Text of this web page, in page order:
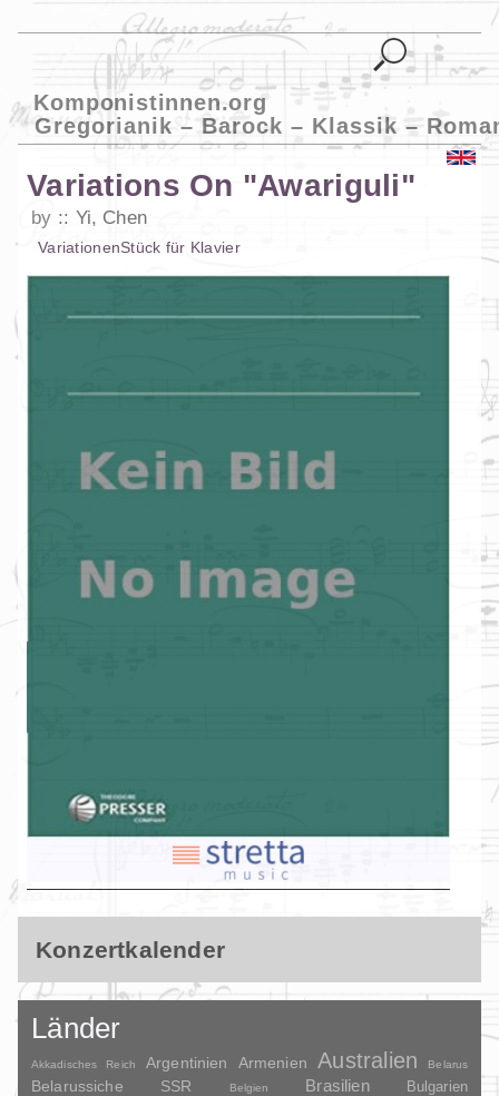
Komponistinnen.org
Gregorianik – Barock – Klassik –
Variations On "Awariguli"
by Yi, Chen
VariationenStück für Klavier
Konzertkalender
Länder
Akkadisches Reich Argentinien Armenien Australien Belarus
Belarussiche SSR Belgien Brasilien Bulgarien